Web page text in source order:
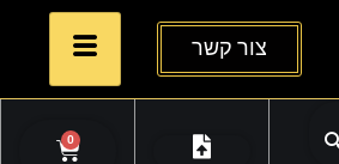
צור קשר
0